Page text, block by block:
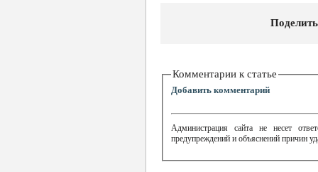
Комментарии к статье
Добавить комментарий
Администрация сайта не несет
предупреждений и объяснений причин